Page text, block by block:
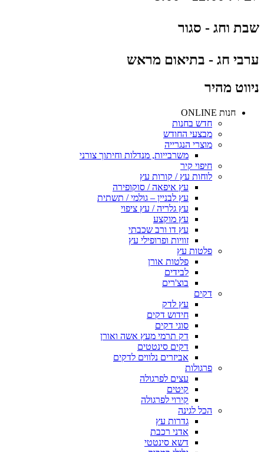
שבת וחג - סגור
ערבי חג - בתיאום מראש
ניווט מהיר
חנות ONLINE
חדש בחנות
מבצעי החודש
מוצרי הנגרייה
משרבייות, מנדלות וחיתוך צורני
חיפוי קיר
לוחות עץ / קורות עץ
עץ איפאה / סוקופירה
עץ לבניין – גולמי / תשתית
עץ גלריה / עץ ציפוי
עץ מוקצע
עץ דו ורב שכבתי
זוויות ופרופילי עץ
פלטות עץ
פלטות אורן
לבידים
בוצ'רים
דקים
עץ לדק
חידוש דקים
סוגי דקים
דק תרמי מעץ אשה ואורן
דקים סינטטים
אביזרים נלווים לדקים
פרגולות
עצים לפרגולה
קיטים
קירוי לפרגולה
הכל לגינה
גדרות עץ
אדני רכבת
דשא סינטטי